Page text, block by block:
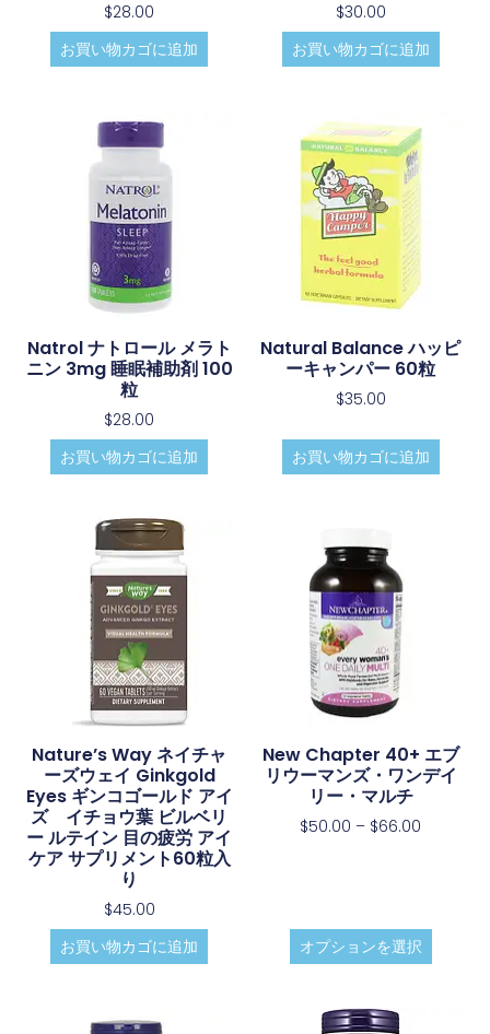
$28.00
お買い物カゴに追加
$30.00
お買い物カゴに追加
Natrol ナトロール メラト
ニン 3mg 睡眠補助剤 100
粒
$28.00
お買い物カゴに追加
Natural Balance ハッピ
ーキャンパー 60粒
$35.00
お買い物カゴに追加
Nature’s Way ネイチャ
ーズウェイ Ginkgold
Eyes ギンコゴールド アイ
ズ イチョウ葉 ビルベリ
ー ルテイン 目の疲労 アイ
ケア サプリメント60粒入
り
$45.00
お買い物カゴに追加
New Chapter 40+ エブ
リウーマンズ・ワンデイ
リー・マルチ
$50.00 – $66.00
オプションを選択